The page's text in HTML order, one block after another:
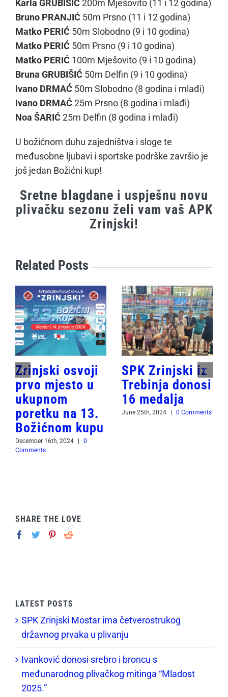
Karla GRUBIŠIĆ 200m Mješovito (11 i 12 godina)
Bruno PRANJIĆ 50m Prsno (11 i 12 godina)
Matko PERIĆ 50m Slobodno (9 i 10 godina)
Matko PERIĆ 50m Prsno (9 i 10 godina)
Matko PERIĆ 100m Mješovito (9 i 10 godina)
Bruna GRUBIŠIĆ 50m Delfin (9 i 10 godina)
Ivano DRMAĆ 50m Slobodno (8 godina i mlađi)
Ivano DRMAĆ 25m Prsno (8 godina i mlađi)
Noa ŠARIĆ 25m Delfin (8 godina i mlađi)
U božićnom duhu zajedništva i sloge te
međusobne ljubavi i sportske podrške završio je
još jedan Božićni kup!
Sretne blagdane i uspješnu novu
plivačku sezonu želi vam vaš APK
Zrinjski!
Related Posts
Zrinjski osvoji
prvo mjesto u
ukupnom
poretku na 13.
Božićnom kupu
December 16th, 2024 |
0
Comments
SPK Zrinjski iz
Trebinja donosi
16 medalja
June 25th, 2024 | 0 Comments
SHARE THE LOVE
LATEST POSTS
SPK Zrinjski Mostar ima četverostrukog
državnog prvaka u plivanju
Ivanković donosi srebro i broncu s
međunarodnog plivačkog mitinga “Mladost
2025.”